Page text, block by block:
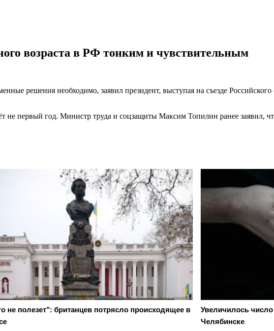
возраста в РФ тонким и чувствительным
решения необходимо, заявил президент, выступая на съезде
не первый год. Министр труда и соцзащиты Максим Топилин ранее заявил,
не полезет": британцев потрясло происходящее в
Увеличилось
Челябинске